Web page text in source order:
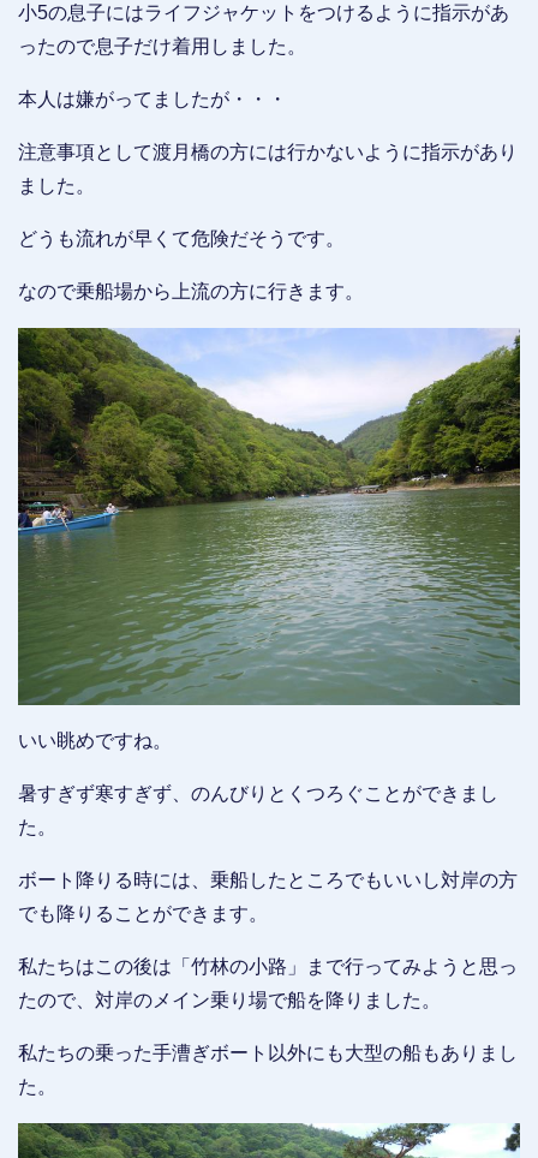
小5の息子にはライフジャケットをつけるように指示があ
ったので息子だけ着用しました。
本人は嫌がってましたが・・・
注意事項として渡月橋の方には行かないように指示があり
ました。
どうも流れが早くて危険だそうです。
なので乗船場から上流の方に行きます。
いい眺めですね。
暑すぎず寒すぎず、のんびりとくつろぐことができまし
た。
ボート降りる時には、乗船したところでもいいし対岸の方
でも降りることができます。
私たちはこの後は「竹林の小路」まで行ってみようと思っ
たので、対岸のメイン乗り場で船を降りました。
私たちの乗った手漕ぎボート以外にも大型の船もありまし
た。